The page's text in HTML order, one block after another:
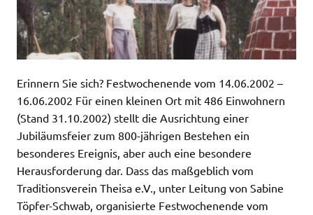
Erinnern Sie sich? Festwochenende vom 14.06.2002 –
16.06.2002 Für einen kleinen Ort mit 486 Einwohnern
(Stand 31.10.2002) stellt die Ausrichtung einer
Jubiläumsfeier zum 800-jährigen Bestehen ein
besonderes Ereignis, aber auch eine besondere
Herausforderung dar. Dass das maßgeblich vom
Traditionsverein Theisa e.V., unter Leitung von Sabine
Töpfer-Schwab, organisierte Festwochenende vom